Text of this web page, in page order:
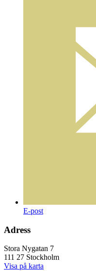
E-post
Adress
Stora Nygatan 7
111 27 Stockholm
Visa på karta